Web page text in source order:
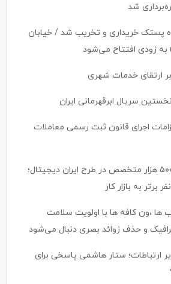
پستک خریداری و تخریب شد / خیابان
ارتقای خدمات شهری
سریال ابرقهرمانی ایران
اجرای قانون ثبت رسمی معاملات
ها ،ون کافه ها با اولویت سلامت
و حذف زوائد بصری دنبال می‌شود
ارتباطات؛ ستار هاشمی پاسخی برای
مدیریت، منابع و برنامه ریزی